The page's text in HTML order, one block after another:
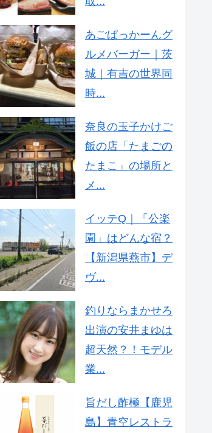
あごぱっかーんグ
ルメバーガー｜茨
城｜有吉の世界同
時...
奈良の玉子かけご
飯の店「たまごの
たまこ」の場所と
メ...
イッテQ｜「公楽
園」はどんな宿？
【新潟県燕市】デ
ヴ...
釣りならまかせろ
出演の安井まゆは
超天然？！モデル
業...
旨だし酢極【鹿児
島】青空レストラ